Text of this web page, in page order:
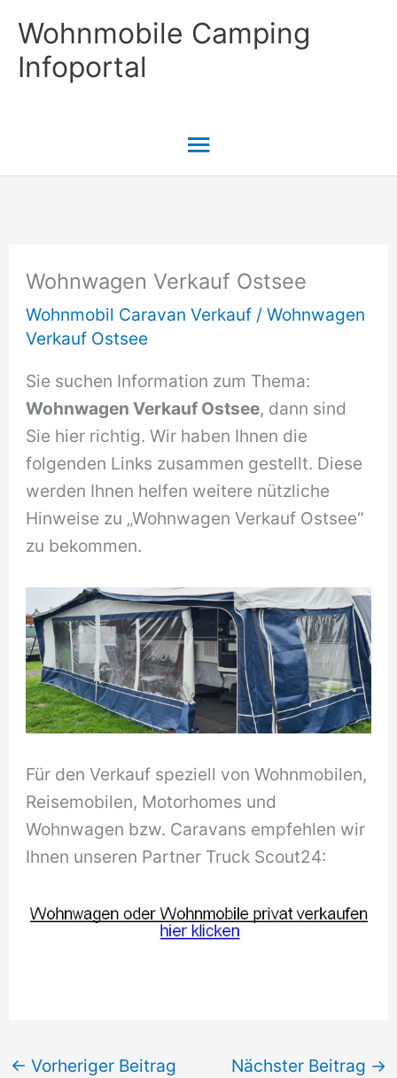
Inhalt
springen
Wohnmobile Camping
Infoportal
Hauptmenü
Wohnwagen Verkauf Ostsee
Wohnmobil Caravan Verkauf /Wohnwagen
Verkauf Ostsee
Sie suchen Information zum Thema:
Wohnwagen Verkauf Ostsee, dann sind
Sie hier richtig. Wir haben Ihnen die
folgenden Links zusammen gestellt. Diese
werden Ihnen helfen weitere nützliche
Hinweise zu „Wohnwagen Verkauf Ostsee“
zu bekommen.
Für den Verkauf speziell von Wohnmobilen,
Reisemobilen, Motorhomes und
Wohnwagen bzw. Caravans empfehlen wir
Ihnen unseren Partner Truck Scout24:
← Vorheriger Beitrag Nächster Beitrag →